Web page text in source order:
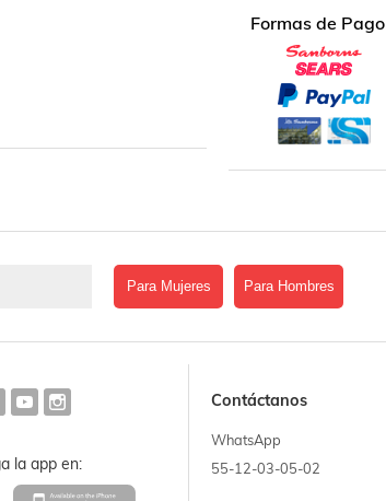
Formas de Pago
Para Mujeres Para Hombres
la app en:
Contáctanos
WhatsApp
55-12-03-05-02